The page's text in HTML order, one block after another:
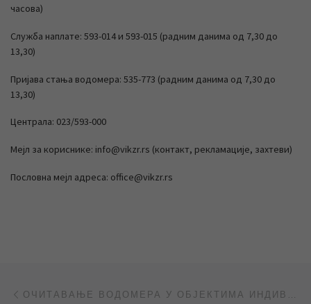
часова)
Служба наплате: 593-014 и 593-015 (радним данима од 7,30 до
13,30)
Пријава стања водомера: 535-773 (радним данима од 7,30 до
13,30)
Централа: 023/593-000
Мејл за кориснике: info@vikzr.rs (контакт, рекламације, захтеви)
Пословна мејл адреса: office@vikzr.rs
Post navigation